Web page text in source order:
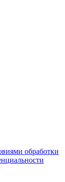
обработки